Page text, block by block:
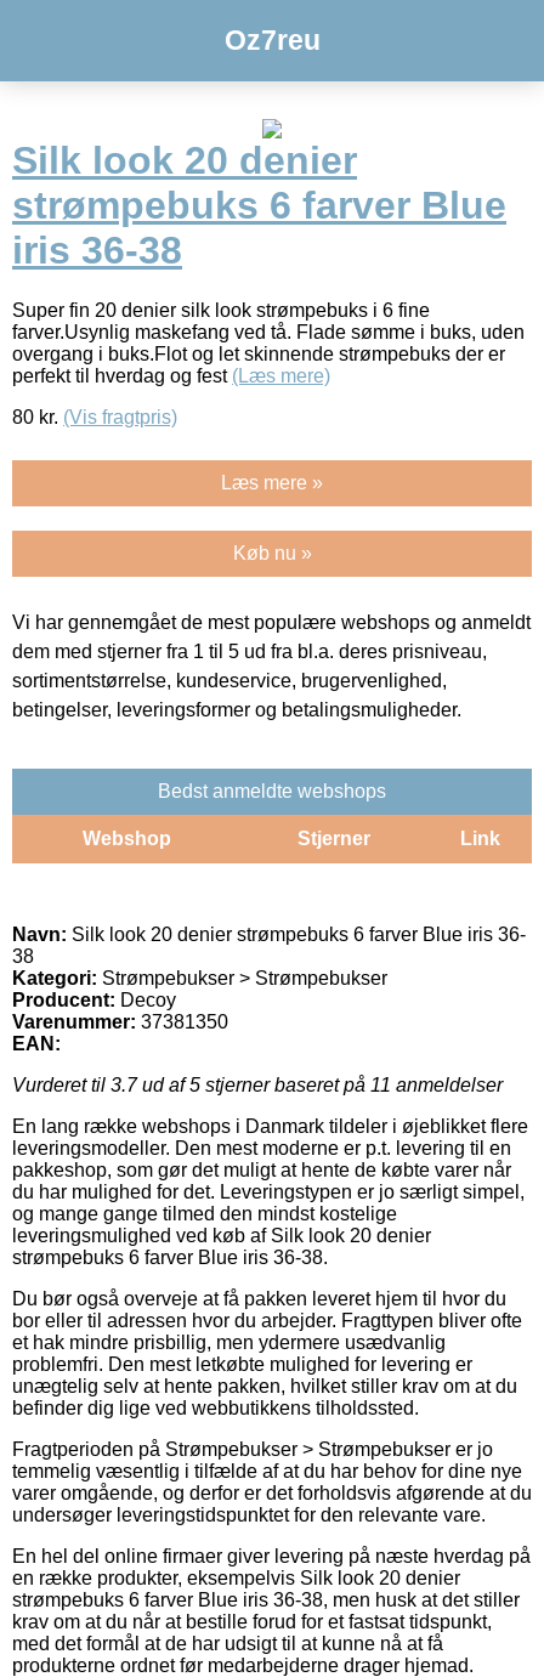
Oz7reu
Silk look 20 denier
strømpebuks 6 farver Blue
iris 36-38
Super fin 20 denier silk look strømpebuks i 6 fine
farver.Usynlig maskefang ved tå. Flade sømme i buks, uden
overgang i buks.Flot og let skinnende strømpebuks der er
perfekt til hverdag og fest (Læs mere)
80 kr. (Vis fragtpris)
Læs mere »
Køb nu »
Vi har gennemgået de mest populære webshops og anmeldt
dem med stjerner fra 1 til 5 ud fra bl.a. deres prisniveau,
sortimentstørrelse, kundeservice, brugervenlighed,
betingelser, leveringsformer og betalingsmuligheder.
Bedst anmeldte webshops
Webshop Stjerner Link
Navn: Silk look 20 denier strømpebuks 6 farver Blue iris 36-
38
Kategori: Strømpebukser > Strømpebukser
Producent: Decoy
Varenummer: 37381350
EAN:
Vurderet til 3.7ud af 5 stjerner baseret på 11 anmeldelser
En lang række webshops i Danmark tildeler i øjeblikket flere
leveringsmodeller. Den mest moderne er p.t. levering til en
pakkeshop, som gør det muligt at hente de købte varer når
du har mulighed for det. Leveringstypen er jo særligt simpel,
og mange gange tilmed den mindst kostelige
leveringsmulighed ved køb af Silk look 20 denier
strømpebuks 6 farver Blue iris 36-38.
Du bør også overveje at få pakken leveret hjem til hvor du
bor eller til adressen hvor du arbejder. Fragttypen bliver ofte
et hak mindre prisbillig, men ydermere usædvanlig
problemfri. Den mest letkøbte mulighed for levering er
unægtelig selv at hente pakken, hvilket stiller krav om at du
befinder dig lige ved webbutikkens tilholdssted.
Fragtperioden på Strømpebukser > Strømpebukser er jo
temmelig væsentlig i tilfælde af at du har behov for dine nye
varer omgående, og derfor er det forholdsvis afgørende at du
undersøger leveringstidspunktet for den relevante vare.
En hel del online firmaer giver levering på næste hverdag på
en række produkter, eksempelvis Silk look 20 denier
strømpebuks 6 farver Blue iris 36-38, men husk at det stiller
krav om at du når at bestille forud for et fastsat tidspunkt,
med det formål at de har udsigt til at kunne nå at få
produkterne ordnet før medarbejderne drager hjemad.